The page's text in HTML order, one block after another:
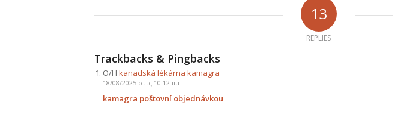
13
REPLIES
Trackbacks & Pingbacks
Ο/Η kanadská lékárna kamagra
18/08/2025 στις 10:12 πμ
kamagra poštovní objednávkou